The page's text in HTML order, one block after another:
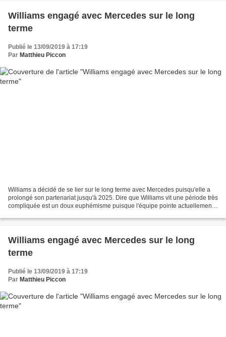
Williams engagé avec Mercedes sur le long
terme
Publié le 13/09/2019 à 17:19
Par Matthieu Piccon
Williams a décidé de se lier sur le long terme avec Mercedes puisqu'elle a
prolongé son partenariat jusqu'à 2025. Dire que Williams vit une période très
compliquée est un doux euphémisme puisque l'équipe pointe actuellement
Williams engagé avec Mercedes sur le long
terme
Publié le 13/09/2019 à 17:19
Par Matthieu Piccon